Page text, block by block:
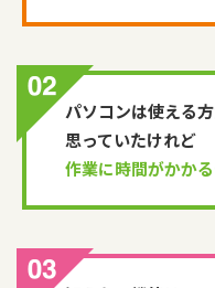
パソコンは使える
思っていたけれど
作業に時間がかか